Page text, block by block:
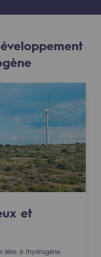
durables
et procédés
et
à l’hydrogène,